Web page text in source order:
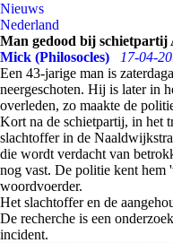
Nieuws
Nederland
Man gedood bij schietpartij
Mick (Philosocles)
17-04-
Een 43-jarige man is
neergeschoten. Hij is later in
overleden, zo maakte de
Kort na de schietpartij, in het
slachtoffer in de
die wordt verdacht van
nog vast. De politie kent hem
woordvoerder.
Het slachtoffer en de
De recherche is een
incident.